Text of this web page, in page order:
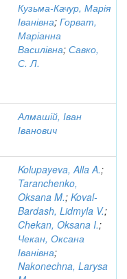
Кузьма-Качур, Марія
Іванівна; Горват,
Маріанна
Василівна; Савко,
С. Л.
Алмашій, Іван
Іванович
Kolupayeva, Alla A.;
Taranchenko,
Oksana M.; Koval-
Bardash, Lidmyla V.;
Chekan, Oksana I.;
Чекан, Оксана
Іванівна;
Nakonechna, Larysa